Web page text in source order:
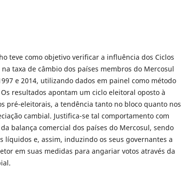
teve como objetivo verificar a influência dos Ciclos
taxa de câmbio dos países membros do Mercosul
e 2014, utilizando dados em painel como método
resultados apontam um ciclo eleitoral oposto à
pré-eleitorais, a tendência tanto no bloco quanto nos
cambial. Justifica-se tal comportamento com
balança comercial dos países do Mercosul, sendo
líquidos e, assim, induzindo os seus governantes a
em suas medidas para angariar votos através da